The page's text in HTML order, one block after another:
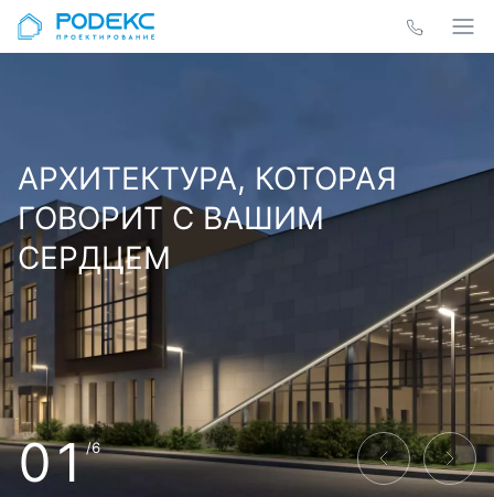
АРХИТЕКТУРА, КОТОРАЯ
ГОВОРИТ С ВАШИМ
СЕРДЦЕМ
01/6